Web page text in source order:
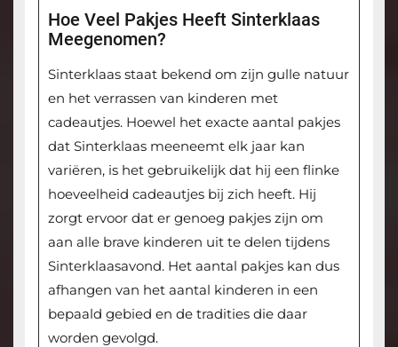
Hoe Veel Pakjes Heeft Sinterklaas
Meegenomen?
Sinterklaas staat bekend om zijn gulle natuur
en het verrassen van kinderen met
cadeautjes. Hoewel het exacte aantal pakjes
dat Sinterklaas meeneemt elk jaar kan
variëren, is het gebruikelijk dat hij een flinke
hoeveelheid cadeautjes bij zich heeft. Hij
zorgt ervoor dat er genoeg pakjes zijn om
aan alle brave kinderen uit te delen tijdens
Sinterklaasavond. Het aantal pakjes kan dus
afhangen van het aantal kinderen in een
bepaald gebied en de tradities die daar
worden gevolgd.